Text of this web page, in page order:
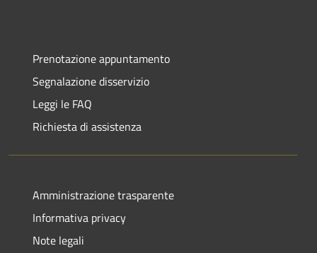
Prenotazione appuntamento
Segnalazione disservizio
Leggi le FAQ
Richiesta di assistenza
Amministrazione trasparente
Informativa privacy
Note legali